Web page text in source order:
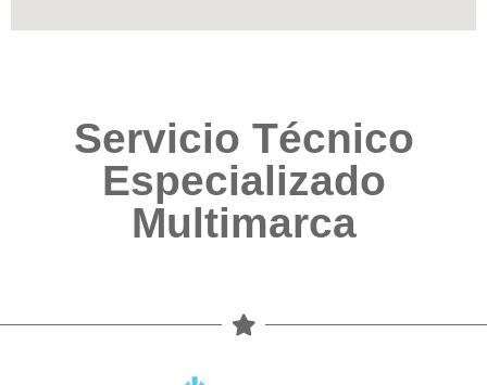
Servicio Técnico
Especializado
Multimarca